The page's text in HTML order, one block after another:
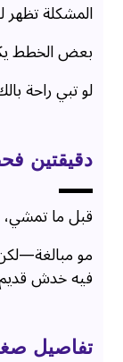
المشكلة
بعض الخطط
لو تبي راحة
دقيقتين
قبل ما
مو
فيه خدش
تفاصيل